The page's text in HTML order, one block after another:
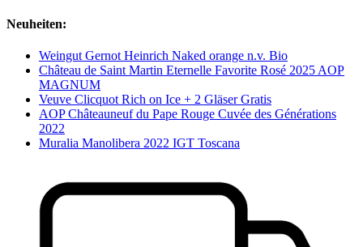
Neuheiten:
Weingut Gernot Heinrich Naked orange n.v. Bio
Château de Saint Martin Eternelle Favorite Rosé 2025 AOP
MAGNUM
Veuve Clicquot Rich on Ice + 2 Gläser Gratis
AOP Châteauneuf du Pape Rouge Cuvée des Générations
2022
Muralia Manolibera 2022 IGT Toscana